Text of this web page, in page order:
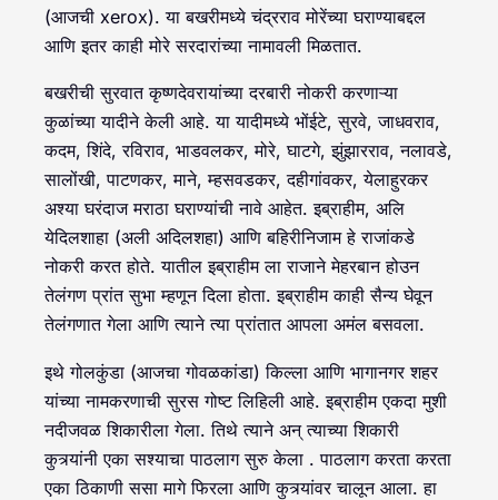
(आजची xerox). या बखरीमध्ये चंद्रराव मोरेंच्या घराण्याबद्दल
आणि इतर काही मोरे सरदारांच्या नामावली मिळतात.
बखरीची सुरवात कृष्णदेवरायांच्या दरबारी नोकरी करणाऱ्या
कुळांच्या यादीने केली आहे. या यादीमध्ये भोंईटे, सुरवे, जाधवराव,
कदम, शिंदे, रविराव, भाडवलकर, मोरे, घाटगे, झुंझारराव, नलावडे,
सालोंखी, पाटणकर, माने, म्हसवडकर, दहीगांवकर, येलाहुरकर
अश्या घरंदाज मराठा घराण्यांची नावे आहेत. इब्राहीम, अलि
येदिलशाहा (अली अदिलशहा) आणि बहिरीनिजाम हे राजांकडे
नोकरी करत होते. यातील इब्राहीम ला राजाने मेहरबान होउन
तेलंगण प्रांत सुभा म्हणून दिला होता. इब्राहीम काही सैन्य घेवून
तेलंगणात गेला आणि त्याने त्या प्रांतात आपला अमंल बसवला.
इथे गोलकुंडा (आजचा गोवळकांडा) किल्ला आणि भागानगर शहर
यांच्या नामकरणाची सुरस गोष्ट लिहिली आहे. इब्राहीम एकदा मुशी
नदीजवळ शिकारीला गेला. तिथे त्याने अन् त्याच्या शिकारी
कुत्र्यांनी एका सश्याचा पाठलाग सुरु केला . पाठलाग करता करता
एका ठिकाणी ससा मागे फिरला आणि कुत्र्यांवर चालून आला. हा